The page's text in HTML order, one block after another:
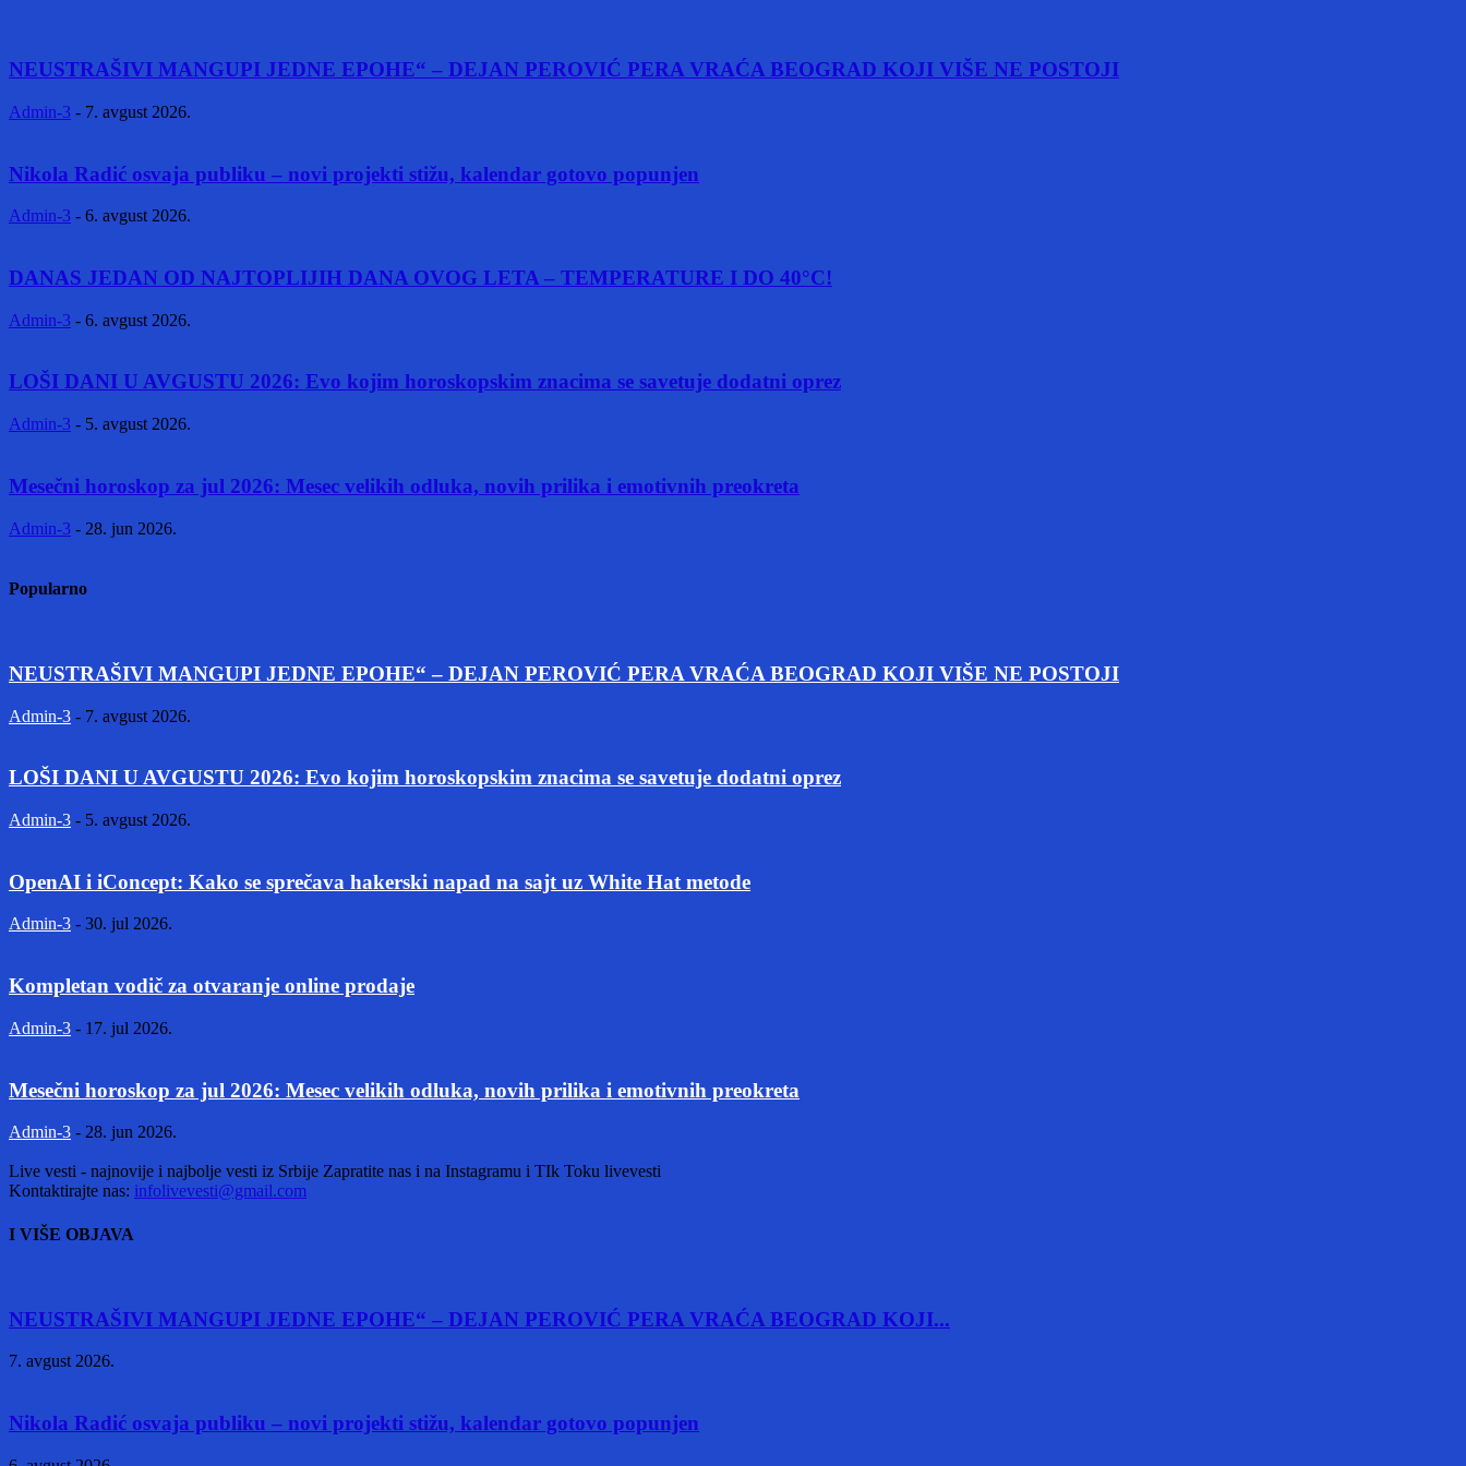
NEUSTRAŠIVI MANGUPI JEDNE EPOHE“ – DEJAN PEROVIĆ PERA VRAĆA BEOGRAD KOJI VIŠE NE POSTOJI
Admin-3 - 7. avgust 2026.
Nikola Radić osvaja publiku – novi projekti stižu, kalendar gotovo popunjen
Admin-3 - 6. avgust 2026.
DANAS JEDAN OD NAJTOPLIJIH DANA OVOG LETA – TEMPERATURE I DO 40°C!
Admin-3 - 6. avgust 2026.
LOŠI DANI U AVGUSTU 2026: Evo kojim horoskopskim znacima se savetuje dodatni oprez
Admin-3 - 5. avgust 2026.
Mesečni horoskop za jul 2026: Mesec velikih odluka, novih prilika i emotivnih preokreta
Admin-3 - 28. jun 2026.
Popularno
NEUSTRAŠIVI MANGUPI JEDNE EPOHE“ – DEJAN PEROVIĆ PERA VRAĆA BEOGRAD KOJI VIŠE NE POSTOJI
Admin-3 - 7. avgust 2026.
LOŠI DANI U AVGUSTU 2026: Evo kojim horoskopskim znacima se savetuje dodatni oprez
Admin-3 - 5. avgust 2026.
OpenAI i iConcept: Kako se sprečava hakerski napad na sajt uz White Hat metode
Admin-3 - 30. jul 2026.
Kompletan vodič za otvaranje online prodaje
Admin-3 - 17. jul 2026.
Mesečni horoskop za jul 2026: Mesec velikih odluka, novih prilika i emotivnih preokreta
Admin-3 - 28. jun 2026.
Live vesti - najnovije i najbolje vesti iz Srbije Zapratite nas i na Instagramu i TIk Toku livevesti
Kontaktirajte nas: infolivevesti@gmail.com
I VIŠE OBJAVA
NEUSTRAŠIVI MANGUPI JEDNE EPOHE“ – DEJAN PEROVIĆ PERA VRAĆA BEOGRAD KOJI...
7. avgust 2026.
Nikola Radić osvaja publiku – novi projekti stižu, kalendar gotovo popunjen